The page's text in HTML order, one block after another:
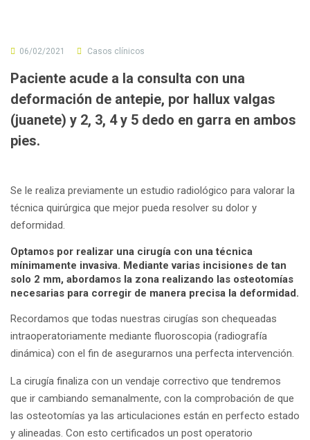
06/02/2021 Casos clínicos
Paciente acude a la consulta con una
deformación de antepie, por hallux valgas
(juanete) y 2, 3, 4 y 5 dedo en garra en ambos
pies.
Se le realiza previamente un estudio radiológico para valorar la
técnica quirúrgica que mejor pueda resolver su dolor y
deformidad.
Optamos por realizar una cirugía con una técnica
mínimamente invasiva. Mediante varias incisiones de tan
solo 2 mm, abordamos la zona realizando las osteotomías
necesarias para corregir de manera precisa la deformidad.
Recordamos que todas nuestras cirugías son chequeadas
intraoperatoriamente mediante fluoroscopia (radiografía
dinámica) con el fin de asegurarnos una perfecta intervención.
La cirugía finaliza con un vendaje correctivo que tendremos
que ir cambiando semanalmente, con la comprobación de que
las osteotomías ya las articulaciones están en perfecto estado
y alineadas. Con esto certificados un post operatorio